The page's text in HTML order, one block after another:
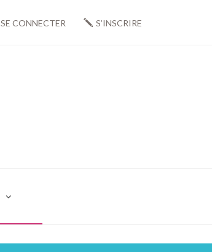
SE CONNECTER S’INSCRIRE